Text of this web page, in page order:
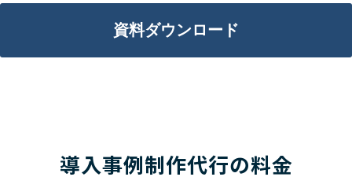
資料ダウンロード
導入事例制作代行の料金